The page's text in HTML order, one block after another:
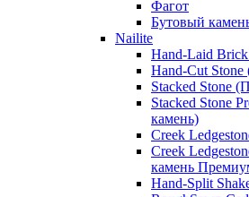
Фагот
Бутовый
Nailite
Hand-Laid
Hand-Cut
Stacked Stone
Stacked Stone
камень)
Creek
Creek
камень
Hand-Split